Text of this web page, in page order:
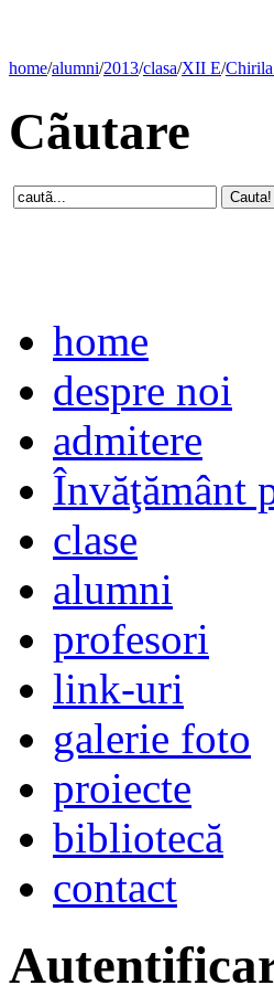
home/alumni/2013/clasa/XII E/
Cãutare
home
despre noi
admitere
Învăţământ
clase
alumni
profesori
link-uri
galerie foto
proiecte
bibliotecă
contact